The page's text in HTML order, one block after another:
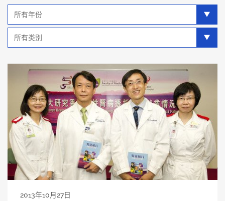
类
类
2013年10月27日